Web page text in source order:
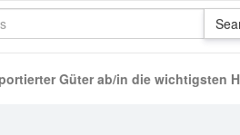
Güter ab/in die wichtigsten